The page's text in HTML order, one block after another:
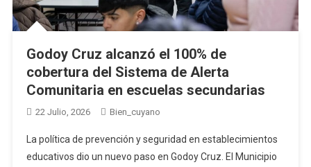
Godoy Cruz alcanzó el 100% de
cobertura del Sistema de Alerta
Comunitaria en escuelas secundarias
22 Julio, 2026 Bien_cuyano
La política de prevención y seguridad en establecimientos
educativos dio un nuevo paso en Godoy Cruz. El Municipio